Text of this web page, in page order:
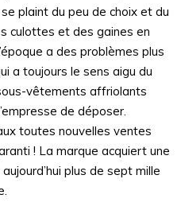
plaint du peu de choix et du
culottes et des gaines en
a des problèmes plus
a toujours le sens aigu du
vêtements affriolants
de déposer.
toutes nouvelles ventes
! La marque acquiert une
plus de sept mille